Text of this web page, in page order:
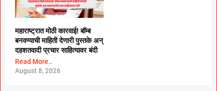
महाराष्ट्रात मोठी कारवाई! बॉम्ब
बनवण्याची माहिती देणारी पुस्तके अन्
दहशतवादी प्रचार साहित्यावर बंदी
Read More..
August 8, 2026